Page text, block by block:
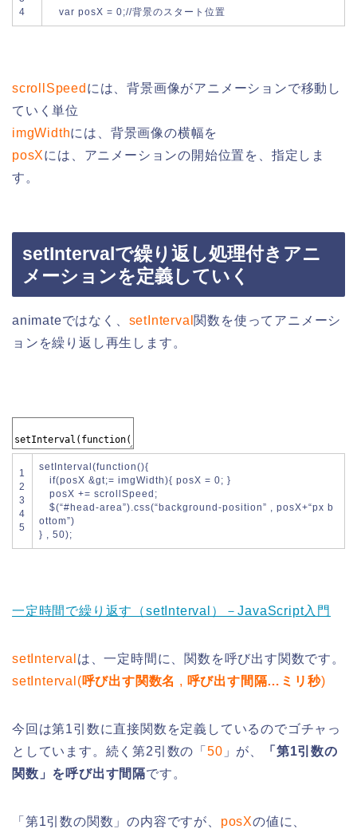
4
var posX = 0;//背景のスタート位置
scrollSpeed には、背景画像がアニメーションで移動し
ていく単位
imgWidthには、背景画像の横幅を
posXには、アニメーションの開始位置を、指定しま
す。
setIntervalで繰り返し処理付きアニ
メーションを定義していく
animateではなく、 setInterval 関数を使ってアニメーシ
ョンを繰り返し再生します。
1
2
3
4
5
setInterval (function(){
if(posX &gt;= imgWidth){ posX = 0; }
posX += scrollSpeed ;
$(“#head-area”).css(“background-position” , posX+“px b
ottom”)
} , 50);
一定時間で繰り返す（setInterval）－JavaScript入門
setInterval は、一定時間に、関数を呼び出す関数です。
setInterval(呼び出す関数名 , 呼び出す間隔…ミリ秒)
今回は第1引数に直接関数を定義しているのでゴチャっ
としています。続く第2引数の「50 」が、
「第1引数の
関数」を呼び出す間隔です。
「第1引数の関数」の内容ですが、 posXの値に、